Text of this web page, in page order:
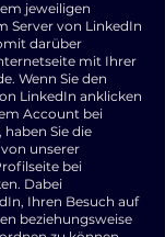
jeweiligen
Server von LinkedIn
darüber
mit Ihrer
Wenn Sie den
LinkedIn anklicken
Account bei
Sie die
unserer
bei
Dabei
Ihren Besuch auf
beziehungsweise